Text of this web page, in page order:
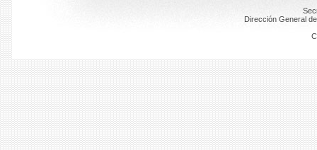
Dirección General